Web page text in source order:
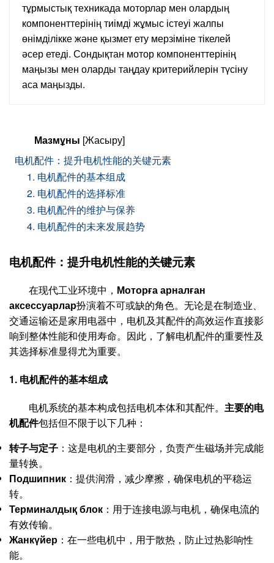
тұрмыстық техникада моторлар мен олардың
компоненттерінің тиімді жұмыс істеуі жалпы
өнімділікке және қызмет ету мерзіміне тікелей
әсер етеді. Сондықтан мотор компоненттерінің
маңызы мен оларды таңдау критерийлерін түсіну
аса маңызды.
Мазмұны [Жасыру]
电机配件：提升电机性能的关键元素
1. 电机配件的基本组成
2. 电机配件的选择标准
3. 电机配件的维护与保养
4. 电机配件的未来发展趋势
电机配件：提升电机性能的关键元素
在现代工业环境中， Моторға арналған
аксессуарлар扮演着不可或缺的角色。无论是在制造业、
交通运输还是家用电器中，电机及其配件的高效运作直接影
响到整体性能和使用寿命。因此，了解电机配件的重要性及
其选择标准显得尤为重要。
1. 电机配件的基本组成
电机系统的基本构成包括电机本体和其配件。 主要的电
机配件包括但不限于以下几种：
转子与定子 ：这是电机的主要部分，负责产生磁场并完成能
量转换。
Подшипник ：提供润滑，减少摩擦，确保电机的平稳运
转。
Терминалдық блок ：用于连接电源与电机，确保电流的
有效传输。
Жанкүйер ：在一些电机中，用于散热，防止过热影响性
能。